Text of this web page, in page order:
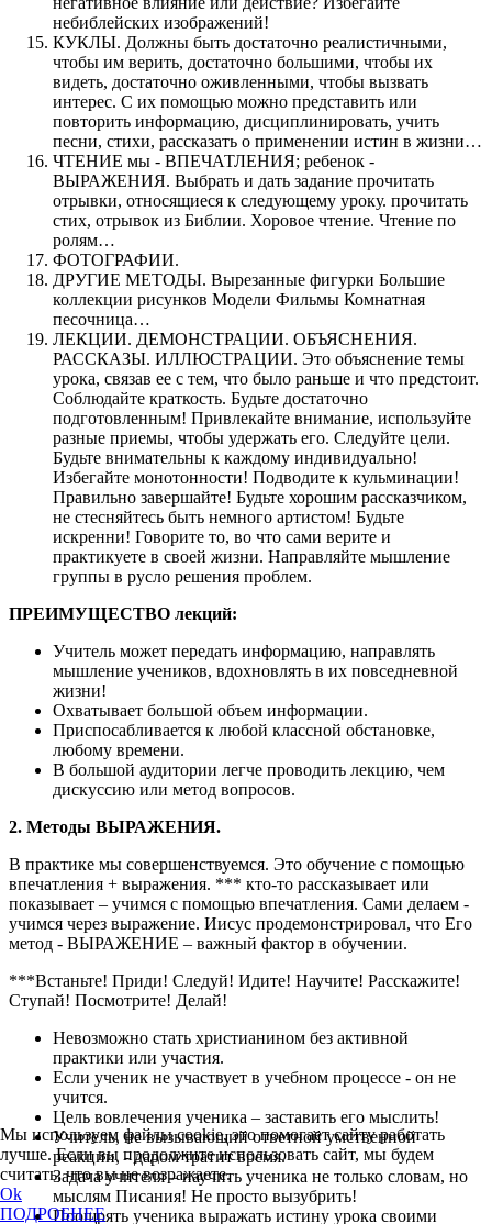
небиблейских изображений!
КУКЛЫ. Должны быть достаточно реалистичными,
чтобы им верить, достаточно большими, чтобы их
видеть, достаточно оживленными, чтобы вызвать
интерес. С их помощью можно представить или
повторить информацию, дисциплинировать, учить
песни, стихи, рассказать о применении истин в жизни…
ЧТЕНИЕ мы - ВПЕЧАТЛЕНИЯ; ребенок -
ВЫРАЖЕНИЯ. Выбрать и дать задание прочитать
отрывки, относящиеся к следующему уроку. прочитать
стих, отрывок из Библии. Хоровое чтение. Чтение по
ролям…
ФОТОГРАФИИ.
ДРУГИЕ МЕТОДЫ. Вырезанные фигурки Большие
коллекции рисунков Модели Фильмы Комнатная
песочница…
ЛЕКЦИИ. ДЕМОНСТРАЦИИ. ОБЪЯСНЕНИЯ.
РАССКАЗЫ. ИЛЛЮСТРАЦИИ. Это объяснение темы
урока, связав ее с тем, что было раньше и что предстоит.
Соблюдайте краткость. Будьте достаточно
подготовленным! Привлекайте внимание, используйте
разные приемы, чтобы удержать его. Следуйте цели.
Будьте внимательны к каждому индивидуально!
Избегайте монотонности! Подводите к кульминации!
Правильно завершайте! Будьте хорошим рассказчиком,
не стесняйтесь быть немного артистом! Будьте
искренни! Говорите то, во что сами верите и
практикуете в своей жизни. Направляйте мышление
группы в русло решения проблем.
ПРЕИМУЩЕСТВО лекций:
Учитель может передать информацию, направлять
мышление учеников, вдохновлять в их повседневной
жизни!
Охватывает большой объем информации.
Приспосабливается к любой классной обстановке,
любому времени.
В большой аудитории легче проводить лекцию, чем
дискуссию или метод вопросов.
2. Методы ВЫРАЖЕНИЯ.
В практике мы совершенствуемся. Это обучение с помощью
впечатления + выражения. *** кто-то рассказывает или
показывает – учимся с помощью впечатления. Сами делаем -
учимся через выражение. Иисус продемонстрировал, что Его
метод - ВЫРАЖЕНИЕ – важный фактор в обучении.
***Встаньте! Приди! Следуй! Идите! Научите! Расскажите!
Ступай! Посмотрите! Делай!
Невозможно стать христианином без активной
практики или участия.
Если ученик не участвует в учебном процессе - он не
учится.
Цель вовлечения ученика – заставить его мыслить!
Учитель, не вызывающий ответной умственной
реакции, - даром тратит время.
Задача учителя – научить ученика не только словам, но
мыслям Писания! Не просто вызубрить!
Поощрять ученика выражать истину урока своими
Мы используем файлы cookie, это помогает сайту работать
лучше. Если вы продолжите использовать сайт, мы будем
считать, что вы не возражаете.
Ok
ПОДРОБНЕЕ